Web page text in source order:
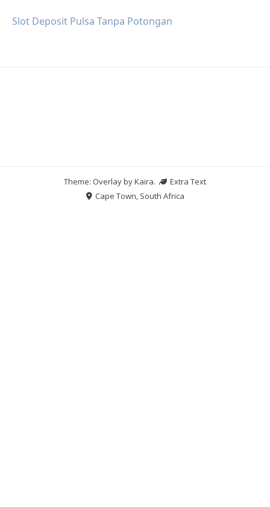
Slot Deposit Pulsa Tanpa Potongan
Theme: Overlay byKaira.
Extra Text
Cape Town, South Africa